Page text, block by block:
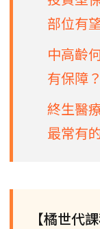
部位有
中高齡
有保障
終生醫
最常有
【橘世代